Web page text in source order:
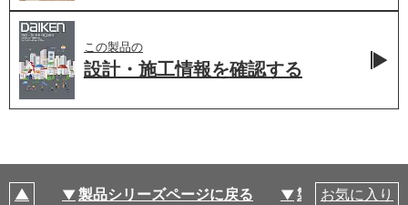
この製品の
設計・施工情報を確認する
製品シリーズページに戻る 製品仕様
お気に入り